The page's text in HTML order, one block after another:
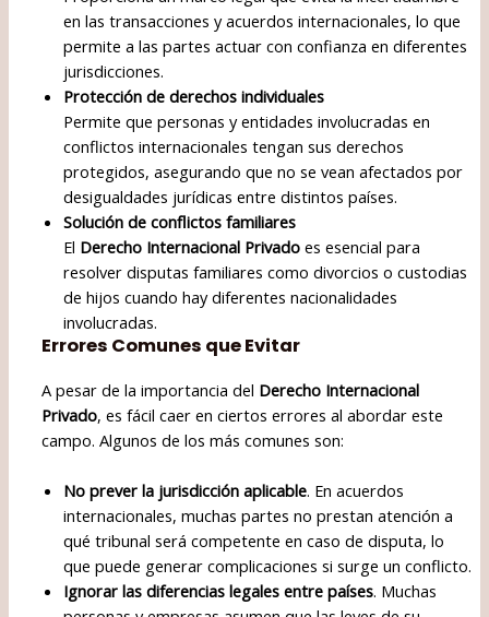
en las transacciones y acuerdos internacionales, lo que
permite a las partes actuar con confianza en diferentes
jurisdicciones.
Protección de derechos individuales
Permite que personas y entidades involucradas en
conflictos internacionales tengan sus derechos
protegidos, asegurando que no se vean afectados por
desigualdades jurídicas entre distintos países.
Solución de conflictos familiares
El Derecho Internacional Privado es esencial para
resolver disputas familiares como divorcios o custodias
de hijos cuando hay diferentes nacionalidades
involucradas.
Errores Comunes que Evitar
A pesar de la importancia del Derecho Internacional
Privado, es fácil caer en ciertos errores al abordar este
campo. Algunos de los más comunes son:
No prever la jurisdicción aplicable. En acuerdos
internacionales, muchas partes no prestan atención a
qué tribunal será competente en caso de disputa, lo
que puede generar complicaciones si surge un conflicto.
Ignorar las diferencias legales entre países. Muchas